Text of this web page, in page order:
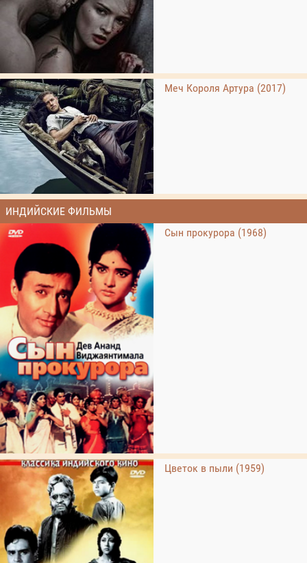
Меч Короля Артура (2017)
ИНДИЙСКИЕ ФИЛЬМЫ
Сын прокурора (1968)
Цветок в пыли (1959)